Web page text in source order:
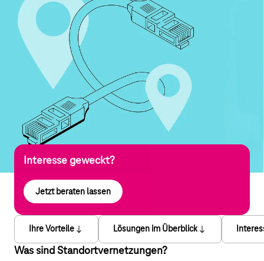
Interesse geweckt?
Jetzt beraten lassen
Ihre Vorteile Lösungen im Überblick
Was sind Standortvernetzungen?